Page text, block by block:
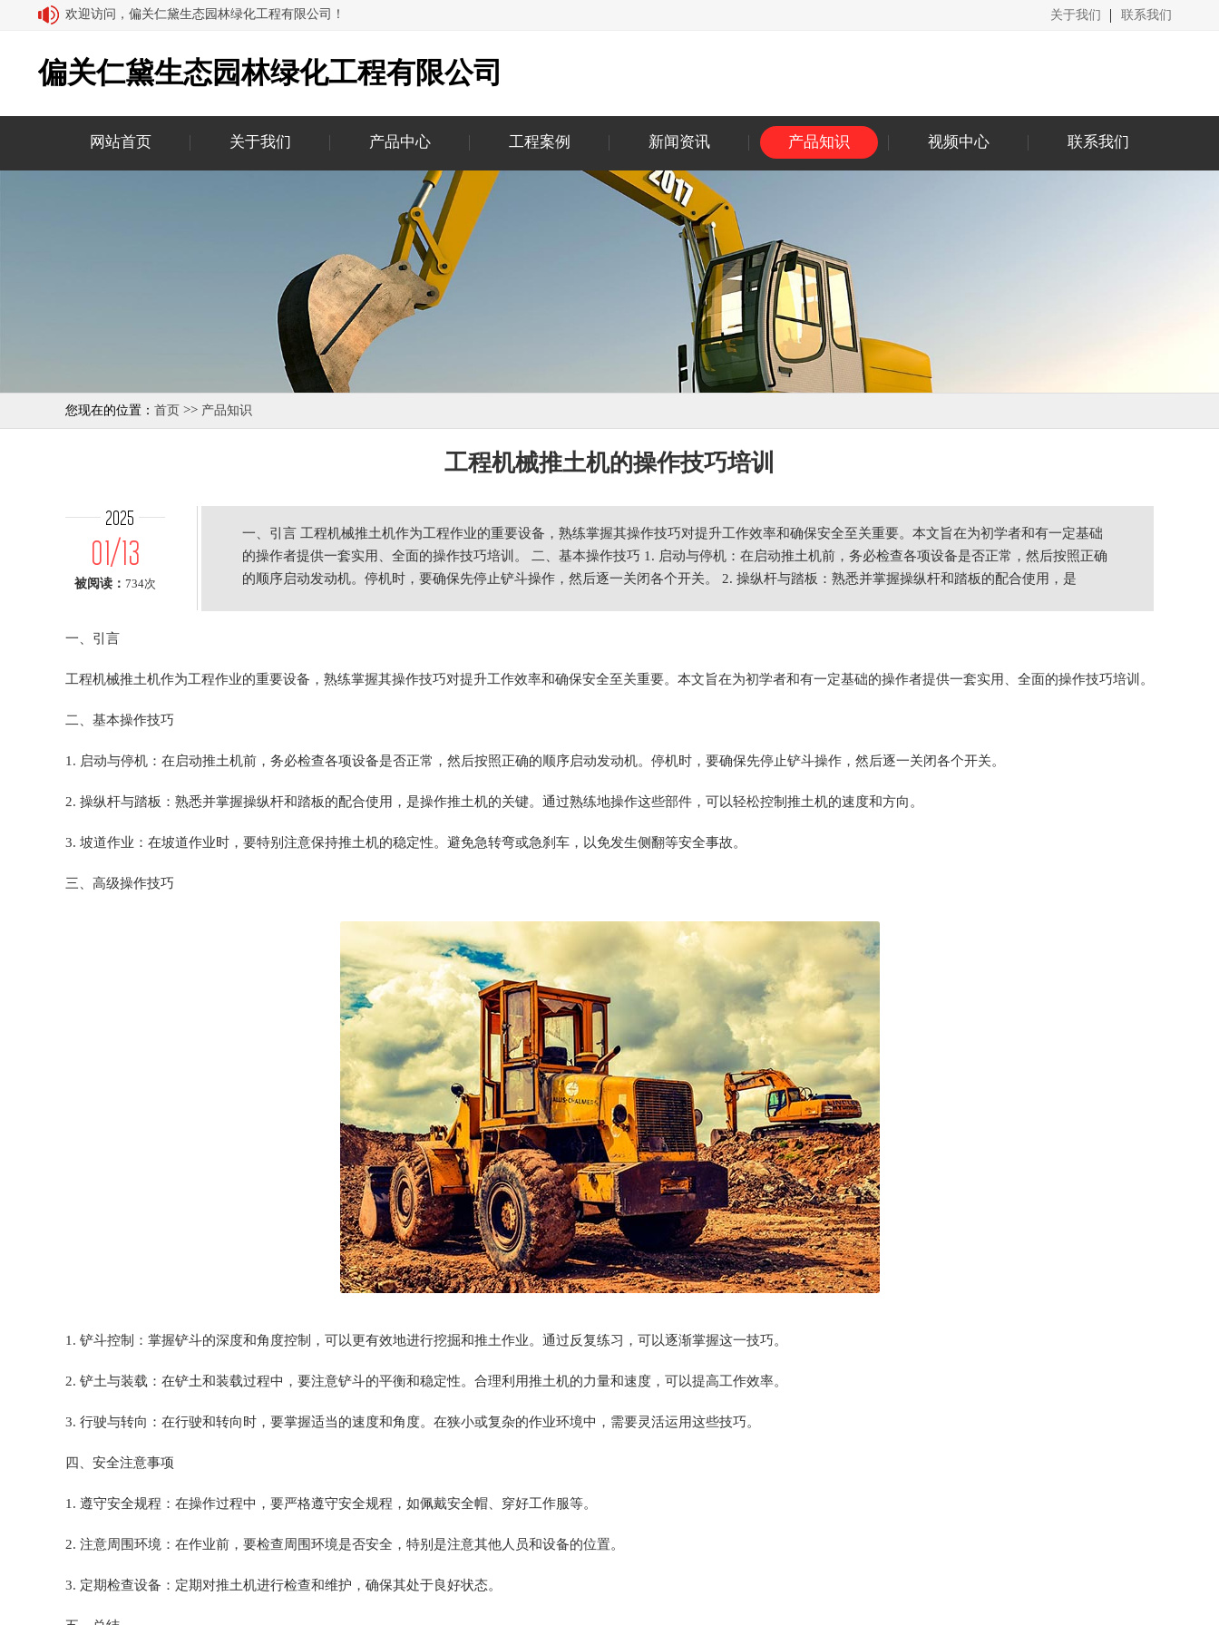
欢迎访问，偏关仁黛生态园林绿化工程有限公司！ 关于我们 联系我们
偏关仁黛生态园林绿化工程有限公司
网站首页 关于我们 产品中心 工程案例 新闻资讯 产品知识 视频中心 联系我们
您现在的位置： 首页 >> 产品知识
工程机械推土机的操作技巧培训
2025
01/13
被阅读： 734次
一、引言 工程机械推土机作为工程作业的重要设备，熟练掌握其操作技巧对提升工作效率和确保安全至关重要。本文旨在为初学者和有一定基础
的操作者提供一套实用、全面的操作技巧培训。 二、基本操作技巧 1. 启动与停机：在启动推土机前，务必检查各项设备是否正常，然后按照正确
的顺序启动发动机。停机时，要确保先停止铲斗操作，然后逐一关闭各个开关。 2. 操纵杆与踏板：熟悉并掌握操纵杆和踏板的配合使用，是
一、引言
工程机械推土机作为工程作业的重要设备，熟练掌握其操作技巧对提升工作效率和确保安全至关重要。本文旨在为初学者和有一定基础的操作者提供一套实用、全面的操作技巧培训。
二、基本操作技巧
1. 启动与停机：在启动推土机前，务必检查各项设备是否正常，然后按照正确的顺序启动发动机。停机时，要确保先停止铲斗操作，然后逐一关闭各个开关。
2. 操纵杆与踏板：熟悉并掌握操纵杆和踏板的配合使用，是操作推土机的关键。通过熟练地操作这些部件，可以轻松控制推土机的速度和方向。
3. 坡道作业：在坡道作业时，要特别注意保持推土机的稳定性。避免急转弯或急刹车，以免发生侧翻等安全事故。
三、高级操作技巧
1. 铲斗控制：掌握铲斗的深度和角度控制，可以更有效地进行挖掘和推土作业。通过反复练习，可以逐渐掌握这一技巧。
2. 铲土与装载：在铲土和装载过程中，要注意铲斗的平衡和稳定性。合理利用推土机的力量和速度，可以提高工作效率。
3. 行驶与转向：在行驶和转向时，要掌握适当的速度和角度。在狭小或复杂的作业环境中，需要灵活运用这些技巧。
四、安全注意事项
1. 遵守安全规程：在操作过程中，要严格遵守安全规程，如佩戴安全帽、穿好工作服等。
2. 注意周围环境：在作业前，要检查周围环境是否安全，特别是注意其他人员和设备的位置。
3. 定期检查设备：定期对推土机进行检查和维护，确保其处于良好状态。